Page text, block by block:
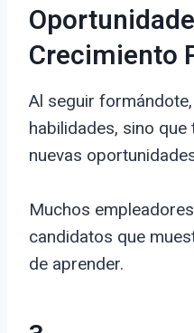
Crecimiento
Al seguir
habilidades, sino
nuevas
Muchos
candidatos que
de aprender.